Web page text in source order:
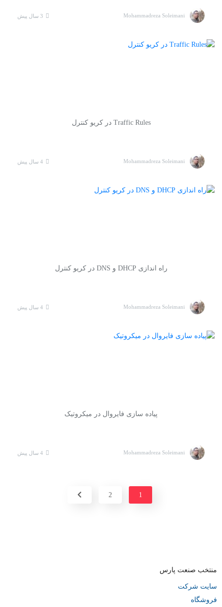
Mohammadreza Soleimani
Traffic Rules در کریو کنترل
Mohammadreza Soleimani
راه اندازی DHCP و DNS در کریو کنترل
Mohammadreza Soleimani
پیاده سازی فایروال در میکروتیک
Mohammadreza Soleimani
منتخب صنعت پارس
سایت شرکت
فروشگاه